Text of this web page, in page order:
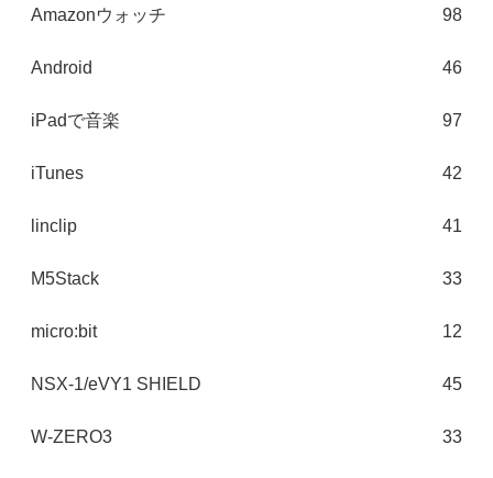
Amazonウォッチ 98
Android 46
iPadで音楽 97
iTunes 42
linclip 41
M5Stack 33
micro:bit 12
NSX-1/eVY1 SHIELD 45
W-ZERO3 33